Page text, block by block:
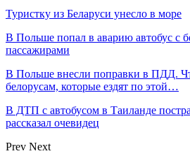
Туристку из Беларуси унесло в море
В Польше попал в аварию автобус с
пассажирами
В Польше внесли поправки в ПДД.
белорусам, которые ездят по этой…
В ДТП с автобусом в Таиланде
рассказал очевидец
Prev Next